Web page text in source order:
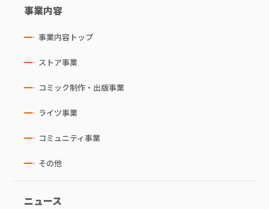
事業内容
事業内容トップ
ストア事業
コミック制作・出版事業
ライツ事業
コミュニティ事業
その他
ニュース